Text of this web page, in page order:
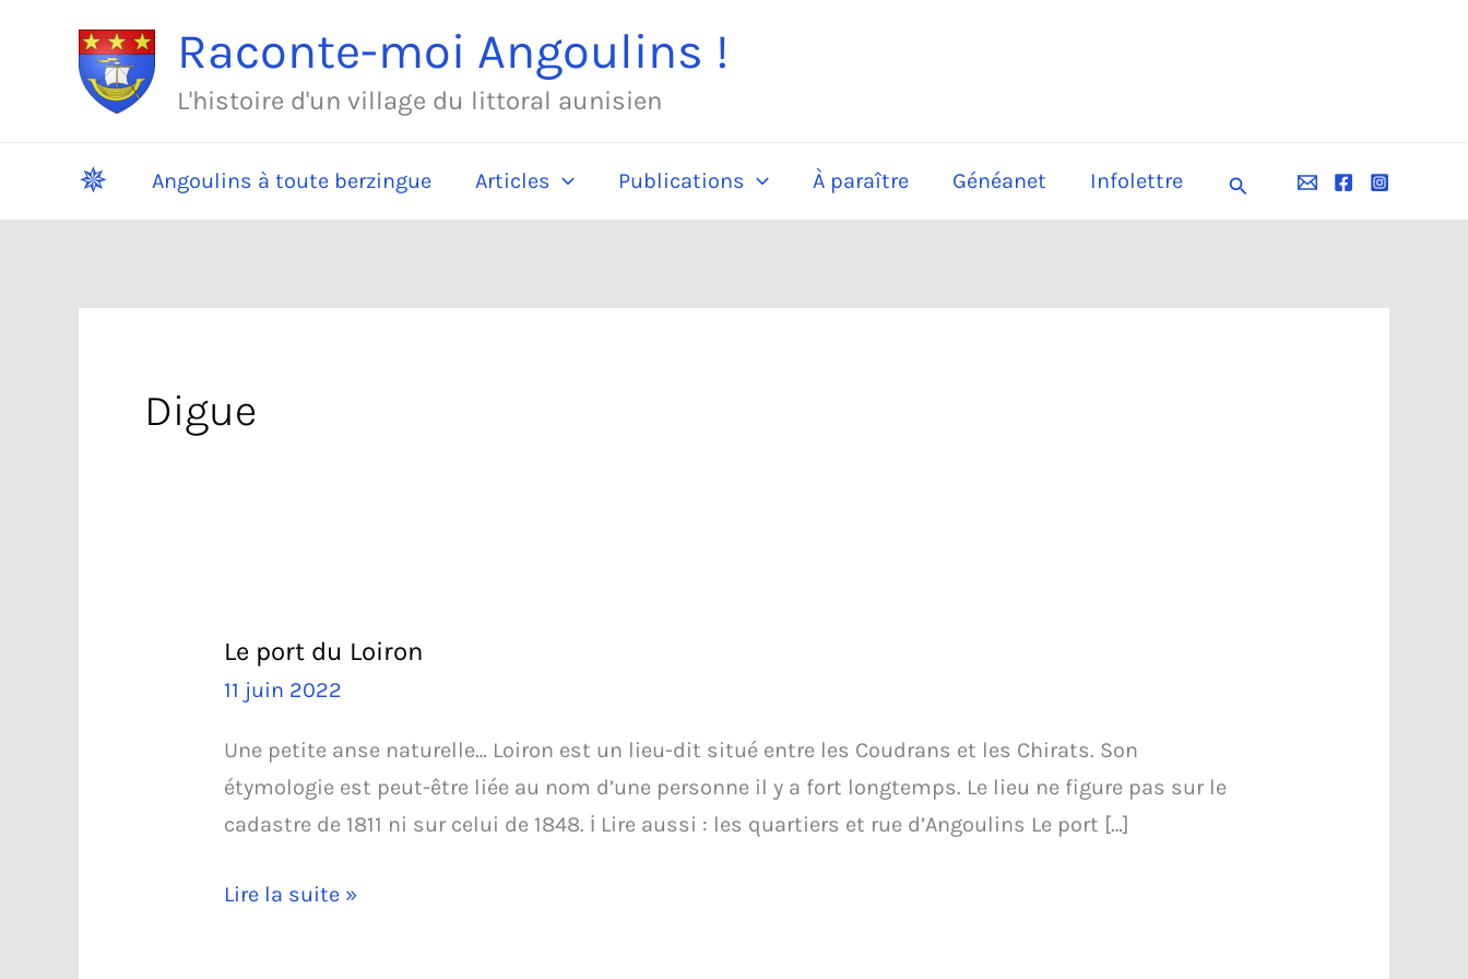
Raconte-moi Angoulins !
L'histoire d'un village du littoral aunisien
✵ Angoulins à toute berzingue Articles Publications À paraître Généanet Infolettre Rechercher
Digue
Le port du Loiron
11 juin 2022
Une petite anse naturelle… Loiron est un lieu-dit situé entre les Coudrans et les Chirats. Son
étymologie est peut-être liée au nom d’une personne il y a fort longtemps. Le lieu ne figure pas sur le
cadastre de 1811 ni sur celui de 1848. ℹ️ Lire aussi : les quartiers et rue d’Angoulins Le port […]
Le
Lire la suite »